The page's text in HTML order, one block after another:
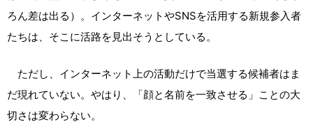
ろん差は出る）。インターネットやSNSを活用する新規参入者
たちは、そこに活路を見出そうとしている。
ただし、インターネット上の活動だけで当選する候補者はま
だ現れていない。やはり、「顔と名前を一致させる」ことの大
切さは変わらない。